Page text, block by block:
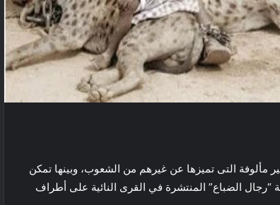
مألوفة التى تميزها عن غيرهم من الشعوب، وبينها تمكن
“رجال الضباع” المنتشرة في القرى النائية على أطراف